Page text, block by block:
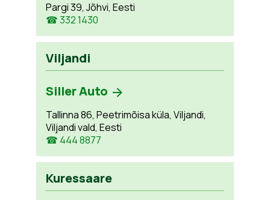
Pargi 39, Jõhvi, Eesti
☎ 332 1430
Viljandi
Siller Auto
Tallinna 86, Peetrimõisa küla, Viljandi,
Viljandi vald, Eesti
☎ 444 8877
Kuressaare